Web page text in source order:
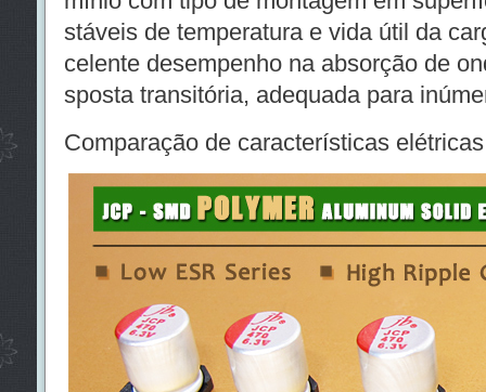
stáveis de temperatura e vida útil da
celente desempenho na absorção de
sposta transitória, adequada para
Comparação de características